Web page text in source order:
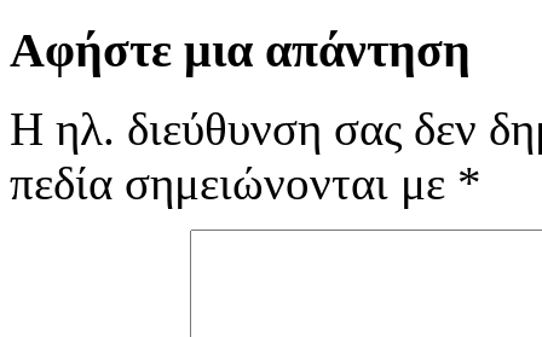
Αφήστε μια απάντηση
Η ηλ. διεύθυνση σας δεν
πεδία σημειώνονται με *